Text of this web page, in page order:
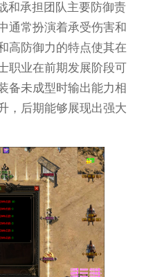
和承担团队主要防御责
通常扮演着承受伤害和
高防御力的特点使其在
职业在前期发展阶段可
备未成型时输出能力相
，后期能够展现出强大